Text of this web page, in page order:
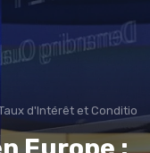
d'Intérêt et